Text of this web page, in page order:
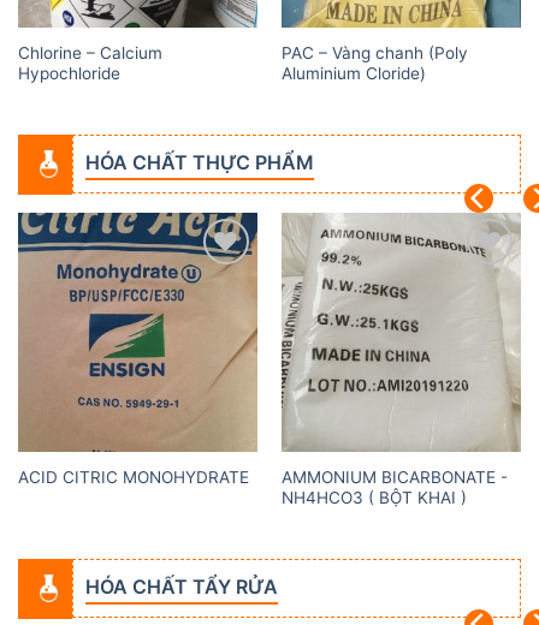
Chlorine – Calcium
Hypochloride
PAC – Vàng chanh (Poly
Aluminium Cloride)
HÓA CHẤT THỰC PHẨM
Add to
ACID CITRIC MONOHYDRATE
Add to
AMMONIUM BICARBONATE -
NH4HCO3 ( BỘT KHAI )
HÓA CHẤT TẨY RỬA